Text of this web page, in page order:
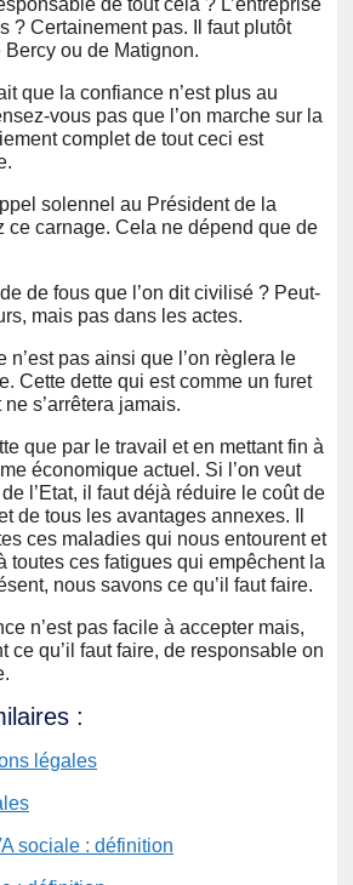
? Certainement pas. Il faut plutôt
ou de Matignon.
que la confiance n’est plus au
vous pas que l’on marche sur la
complet de tout ceci est
solennel au Président de la
ce carnage. Cela ne dépend que de
de fous que l’on dit civilisé ? Peut-
mais pas dans les actes.
n’est pas ainsi que l’on règlera le
Cette dette qui est comme un furet
s’arrêtera jamais.
que par le travail et en mettant fin à
économique actuel. Si l’on veut
l’Etat, il faut déjà réduire le coût de
de tous les avantages annexes. Il
ces maladies qui nous entourent et
toutes ces fatigues qui empêchent la
nous savons ce qu’il faut faire.
n’est pas facile à accepter mais,
ce qu’il faut faire, de responsable on
: